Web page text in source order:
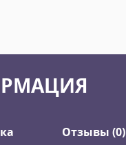
Отзывы (0)